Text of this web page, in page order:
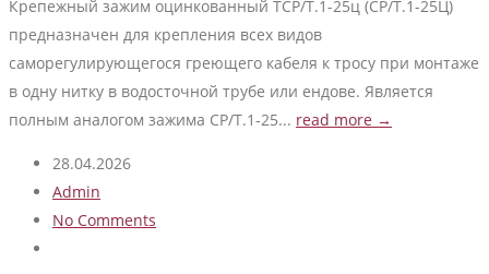
Крепежный зажим оцинкованный ТСР/Т.1-25ц (СР/Т.1-25Ц)
предназначен для крепления всех видов
саморегулирующегося греющего кабеля к тросу при монтаже
в одну нитку в водосточной трубе или ендове. Является
полным аналогом зажима СР/Т.1-25... read more →
28.04.2026
Admin
No Comments